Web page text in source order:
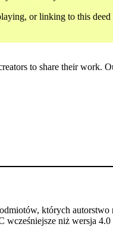
or linking to this
to share their work.
których autorstwo
niż wersja